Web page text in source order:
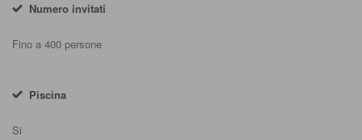
Numero invitati
Fino a 400 persone
Piscina
Si